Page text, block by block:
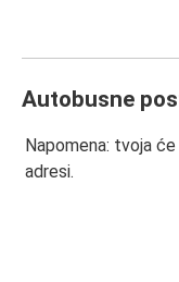
Autobusne
Napomena: tvoja
adresi.